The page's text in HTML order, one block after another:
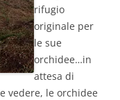
rifugio
originale per
le sue
orchidee…in
attesa di
vedere, le orchidee